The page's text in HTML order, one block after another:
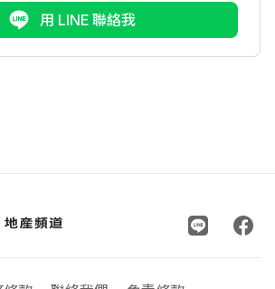
用 LINE 聯絡我